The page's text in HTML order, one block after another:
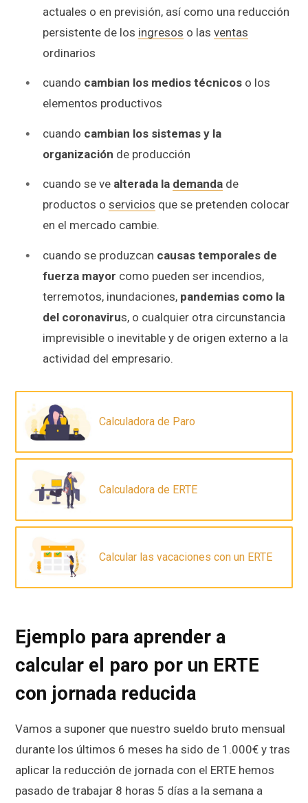
actuales o en previsión, así como una reducción
persistente de los ingresos o las ventas
ordinarios
cuando cambian los medios técnicos o los
elementos productivos
cuando cambian los sistemas y la
organización de producción
cuando se ve alterada la demanda de
productos o servicios que se pretenden colocar
en el mercado cambie.
cuando se produzcan causas temporales de
fuerza mayor como pueden ser incendios,
terremotos, inundaciones, pandemias como la
del coronavirus, o cualquier otra circunstancia
imprevisible o inevitable y de origen externo a la
actividad del empresario.
Calculadora de Paro
Calculadora de ERTE
Calcular las vacaciones con un ERTE
Ejemplo para aprender a
calcular el paro por un ERTE
con jornada reducida
Vamos a suponer que nuestro sueldo bruto mensual
durante los últimos 6 meses ha sido de 1.000€ y tras
aplicar la reducción de jornada con el ERTE hemos
pasado de trabajar 8 horas 5 días a la semana a